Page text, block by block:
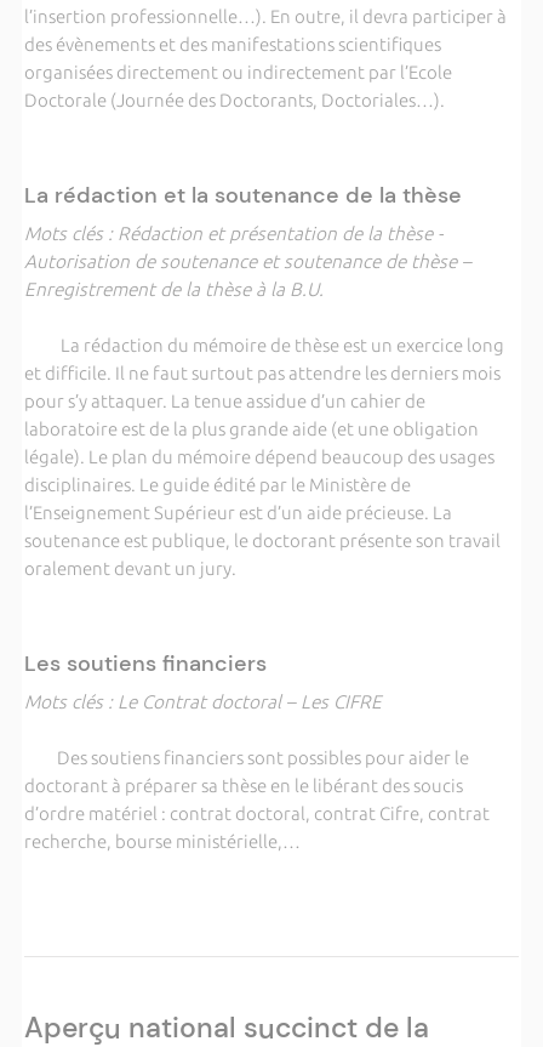
l’insertion professionnelle…). En outre, il devra participer à
des évènements et des manifestations scientifiques
organisées directement ou indirectement par l’Ecole
Doctorale (Journée des Doctorants, Doctoriales…).
La rédaction et la soutenance de la thèse
Mots clés : Rédaction et présentation de la thèse -
Autorisation de soutenance et soutenance de thèse –
Enregistrement de la thèse à la B.U.
La rédaction du mémoire de thèse est un exercice long
et difficile. Il ne faut surtout pas attendre les derniers mois
pour s’y attaquer. La tenue assidue d’un cahier de
laboratoire est de la plus grande aide (et une obligation
légale). Le plan du mémoire dépend beaucoup des usages
disciplinaires. Le guide édité par le Ministère de
l’Enseignement Supérieur est d’un aide précieuse. La
soutenance est publique, le doctorant présente son travail
oralement devant un jury.
Les soutiens financiers
Mots clés : Le Contrat doctoral – Les CIFRE
Des soutiens financiers sont possibles pour aider le
doctorant à préparer sa thèse en le libérant des soucis
d’ordre matériel : contrat doctoral, contrat Cifre, contrat
recherche, bourse ministérielle,…
Aperçu national succinct de la